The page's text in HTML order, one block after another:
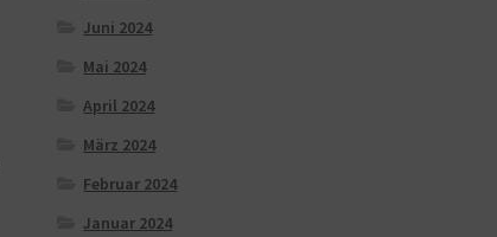
Juni 2024
Mai 2024
April 2024
März 2024
Februar 2024
Januar 2024